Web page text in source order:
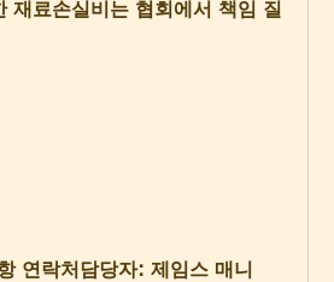
재료손실비는 협회에서 책임 질
연락처담당자: 제임스 매니